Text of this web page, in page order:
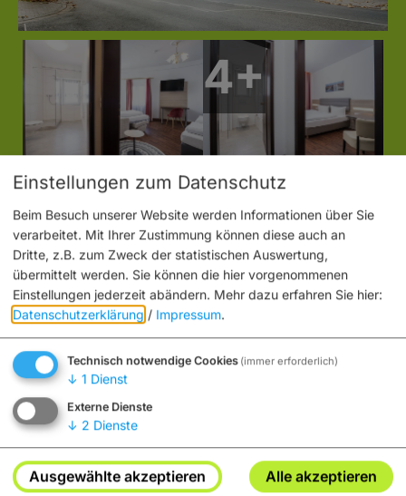
Möchten Sie von „OpenStreetMap/Leaflet“ bereitgestellte
Einstellungen zum Datenschutz
Beim Besuch unserer Website werden Informationen über Sie
verarbeitet. Mit Ihrer Zustimmung können diese auch an
Dritte, z.B. zum Zweck der statistischen Auswertung,
übermittelt werden. Sie können die hier vorgenommenen
Einstellungen jederzeit abändern. Mehr dazu erfahren Sie hier:
Datenschutzerklärung / Impressum.
Technisch notwendige Cookies (immer erforderlich)
↓ 1 Dienst
Externe Dienste
↓ 2 Dienste
Ausgewählte akzeptieren Alle akzeptieren